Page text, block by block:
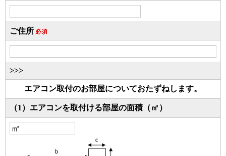
ご住所 必須
>>>
エアコン取付のお部屋についておたずねします。
（1）エアコンを取付ける部屋の面積（㎡）